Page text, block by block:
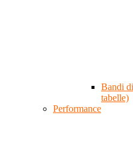
Bandi
tabelle)
Performance